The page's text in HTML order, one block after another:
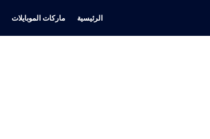
الرئيسية ماركات الموبايلات